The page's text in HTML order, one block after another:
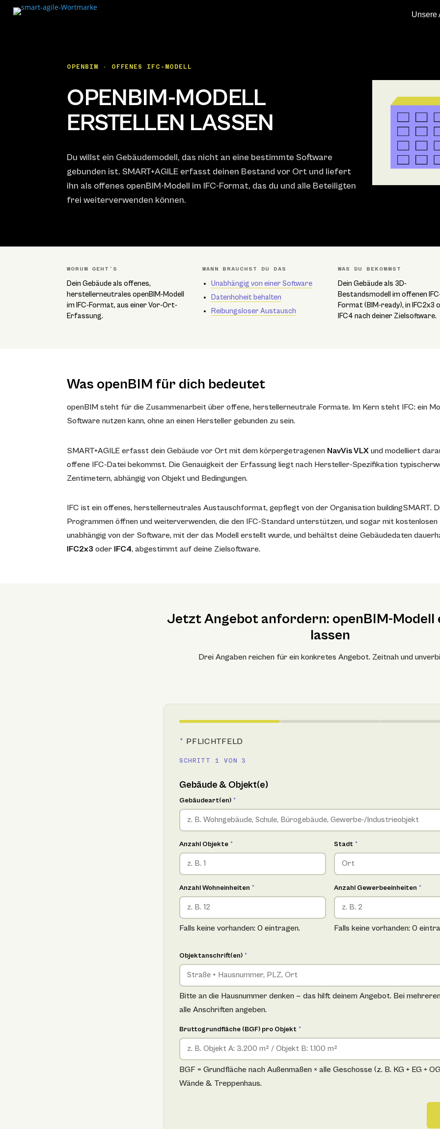
Unsere
OPENBIM · OFFENES IFC-MODELL
OPENBIM-MODELL
ERSTELLEN LASSEN
Du willst ein Gebäudemodell, das nicht an eine bestimmte Software
gebunden ist. SMART+AGILE erfasst deinen Bestand vor Ort und liefert
ihn als offenes openBIM-Modell im IFC-Format, das du und alle Beteiligten
frei weiterverwenden können.
WORUM GEHT’S
Dein Gebäude als offenes,
herstellerneutrales openBIM-Modell
im IFC-Format, aus einer Vor-Ort-
Erfassung.
WANN BRAUCHST DU DAS
Unabhängig von einer Software
Datenhoheit behalten
Reibungsloser Austausch
WAS DU BEKOMMST
Dein Gebäude als 3D-
Bestandsmodell im offenen
Format (BIM-ready), in IFC2x3
IFC4 nach deiner Zielsoftware.
Was openBIM für dich bedeutet
openBIM steht für die Zusammenarbeit über offene, herstellerneutrale Formate. Im Kern steht IFC: ein
Software nutzen kann, ohne an einen Hersteller gebunden zu sein.
SMART+AGILE erfasst dein Gebäude vor Ort mit dem körpergetragenen NavVis VLX und modelliert
offene IFC-Datei bekommst. Die Genauigkeit der Erfassung liegt nach Hersteller-Spezifikation
Zentimetern, abhängig von Objekt und Bedingungen.
IFC ist ein offenes, herstellerneutrales Austauschformat, gepflegt von der Organisation buildingSMART.
Programmen öffnen und weiterverwenden, die den IFC-Standard unterstützen, und sogar mit kostenlosen
unabhängig von der Software, mit der das Modell erstellt wurde, und behältst deine Gebäudedaten
IFC2x3 oder IFC4, abgestimmt auf deine Zielsoftware.
Jetzt Angebot anfordern: openBIM-Modell
lassen
Drei Angaben reichen für ein konkretes Angebot. Zeitnah und
* PFLICHTFELD
SCHRITT 1 VON 3
Gebäude & Objekt(e)
Gebäudeart(en) *
Anzahl Objekte * Stadt *
Anzahl Wohneinheiten *
Falls keine vorhanden: 0 eintragen.
Anzahl Gewerbeeinheiten *
Falls keine vorhanden: 0
Objektanschrift(en) *
Bitte an die Hausnummer denken — das hilft deinem Angebot. Bei
alle Anschriften angeben.
Bruttogrundfläche (BGF) pro Objekt *
BGF = Grundfläche nach Außenmaßen × alle Geschosse (z. B. KG + EG +
Wände & Treppenhaus.